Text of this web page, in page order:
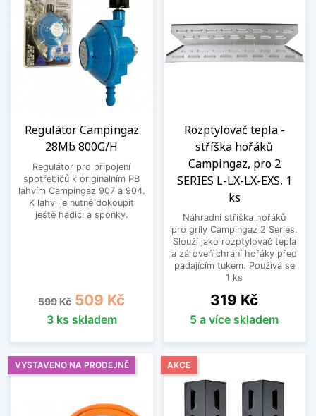
Regulátor Campingaz
28Mb 800G/H
Regulátor pro připojení
spotřebičů k originálním PB
lahvím Campingaz 907 a 904.
K lahvi je nutné dokoupit
ještě hadici a sponky.
Běžná cena
599 Kč Cena
509 Kč
3 ks skladem
Rozptylovač tepla -
stříška hořáků
Campingaz, pro 2
SERIES L-LX-LX-EXS, 1
ks
Náhradní stříška hořáků
pro grily Campingaz 2 Series.
Slouží jako rozptylovač tepla
a zároveň chrání hořáky před
padajícím tukem. Používá se
1 ks
Cena
319 Kč
5 a více skladem
VYSTAVENO NA PRODEJNĚ AKCE